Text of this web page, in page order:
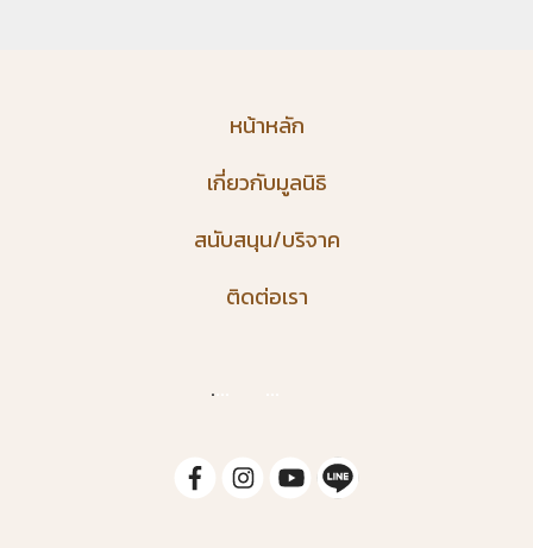
หน้าหลัก
เกี่ยวกับมูลนิธิ
สนับสนุน/บริจาค
ติดต่อเรา
.